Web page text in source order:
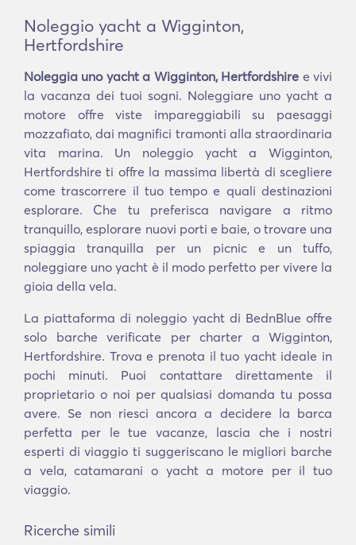
Noleggio yacht a Wigginton,
Hertfordshire
Noleggia uno yacht a Wigginton, Hertfordshire e vivi
la vacanza dei tuoi sogni. Noleggiare uno yacht a
motore offre viste impareggiabili su paesaggi
mozzafiato, dai magnifici tramonti alla straordinaria
vita marina. Un noleggio yacht a Wigginton,
Hertfordshire ti offre la massima libertà di scegliere
come trascorrere il tuo tempo e quali destinazioni
esplorare. Che tu preferisca navigare a ritmo
tranquillo, esplorare nuovi porti e baie, o trovare una
spiaggia tranquilla per un picnic e un tuffo,
noleggiare uno yacht è il modo perfetto per vivere la
gioia della vela.
La piattaforma di noleggio yacht di BednBlue offre
solo barche verificate per charter a Wigginton,
Hertfordshire. Trova e prenota il tuo yacht ideale in
pochi minuti. Puoi contattare direttamente il
proprietario o noi per qualsiasi domanda tu possa
avere. Se non riesci ancora a decidere la barca
perfetta per le tue vacanze, lascia che i nostri
esperti di viaggio ti suggeriscano le migliori barche
a vela, catamarani o yacht a motore per il tuo
viaggio.
Ricerche simili